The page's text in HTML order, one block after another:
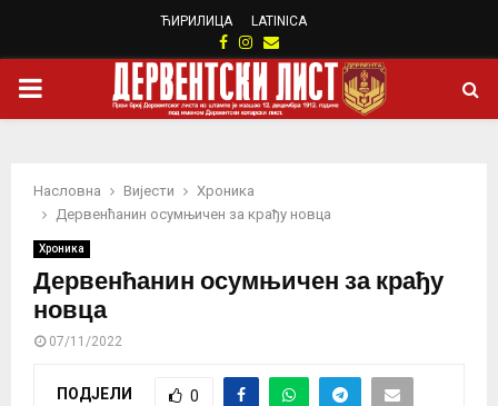
ЋИРИЛИЦА LATINICA
Facebook
Instagram
Email
PRIMARY
Насловна Вијести
Хроника
Дервенћанин осумњичен за крађу новца
Хроника
Дервенћанин осумњичен за крађу
новца
07/11/2022
ПОДЈЕЛИ 0